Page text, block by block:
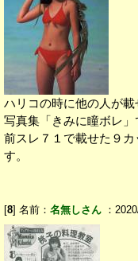
ハリコの時に他の人が載
写真集「きみに瞳ボレ」
前スレ７１で載せた９
す。
[8] 名前： 名無しさん ：